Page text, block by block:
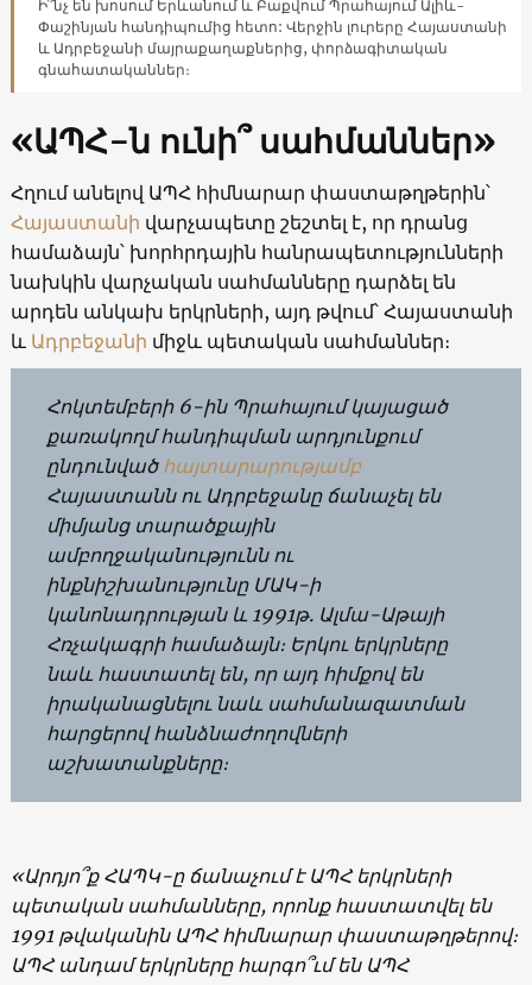
Ի՞նչ են խոսում Երևանում և Բաքվում Պրահայում Ալիև-
Փաշինյան հանդիպումից հետո: Վերջին լուրերը Հայաստանի
և Ադրբեջանի մայրաքաղաքներից, փորձագիտական ​​
գնահատականներ։
«ԱՊՀ-ն ունի՞ սահմաններ»
Հղում անելով ԱՊՀ հիմնարար փաստաթղթերին՝
Հայաստանի վարչապետը շեշտել է, որ դրանց
համաձայն՝ խորհրդային հանրապետությունների
նախկին վարչական սահմանները դարձել են
արդեն անկախ երկրների, այդ թվում՝ Հայաստանի
և Ադրբեջանի միջև պետական սահմաններ։
Հոկտեմբերի 6-ին Պրահայում կայացած
քառակողմ հանդիպման արդյունքում
ընդունված հայտարարությամբ
Հայաստանն ու Ադրբեջանը ճանաչել են
միմյանց տարածքային
ամբողջականությունն ու
ինքնիշխանությունը ՄԱԿ-ի
կանոնադրության և 1991թ. Ալմա-Աթայի
Հռչակագրի համաձայն։ Երկու երկրները
նաև հաստատել են, որ այդ հիմքով են
իրականացնելու նաև սահմանազատման
հարցերով հանձնաժողովների
աշխատանքները։
«Արդյո՞ք ՀԱՊԿ-ը ճանաչում է ԱՊՀ երկրների
պետական սահմանները, որոնք հաստատվել են
1991 թվականին ԱՊՀ հիմնարար փաստաթղթերով։
ԱՊՀ անդամ երկրները հարգո՞ւմ են ԱՊՀ